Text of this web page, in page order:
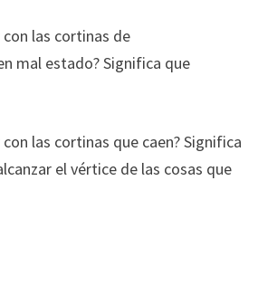
las cortinas de
mal estado? Significa que
las cortinas que caen? Significa
el vértice de las cosas que